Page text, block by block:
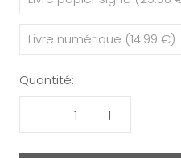
Livre numérique (14.99 €)
Quantité: